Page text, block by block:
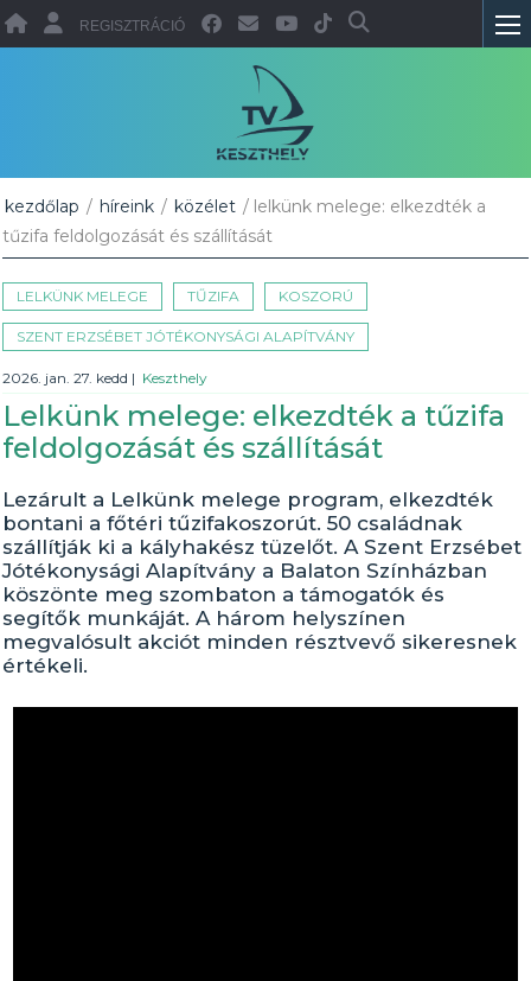
REGISZTRÁCIÓ
kezdőlap / híreink / közélet / lelkünk melege: elkezdték a
tűzifa feldolgozását és szállítását
LELKÜNK MELEGE TŰZIFA KOSZORÚ
SZENT ERZSÉBET JÓTÉKONYSÁGI ALAPÍTVÁNY
2026. jan. 27. kedd | Keszthely
Lelkünk melege: elkezdték a tűzifa
feldolgozását és szállítását
Lezárult a Lelkünk melege program, elkezdték
bontani a főtéri tűzifakoszorút. 50 családnak
szállítják ki a kályhakész tüzelőt. A Szent Erzsébet
Jótékonysági Alapítvány a Balaton Színházban
köszönte meg szombaton a támogatók és
segítők munkáját. A három helyszínen
megvalósult akciót minden résztvevő sikeresnek
értékeli.